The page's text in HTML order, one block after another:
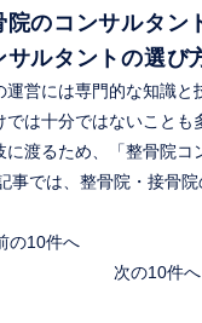
院のコンサルタン
ルタントの選び
運営には専門的な知識と
では十分ではないことも
に渡るため、「整骨院コ
事では、整骨院・接骨
の10件へ
次の10件